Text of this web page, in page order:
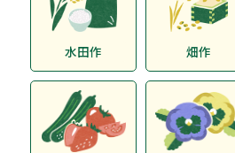
水田作 畑作